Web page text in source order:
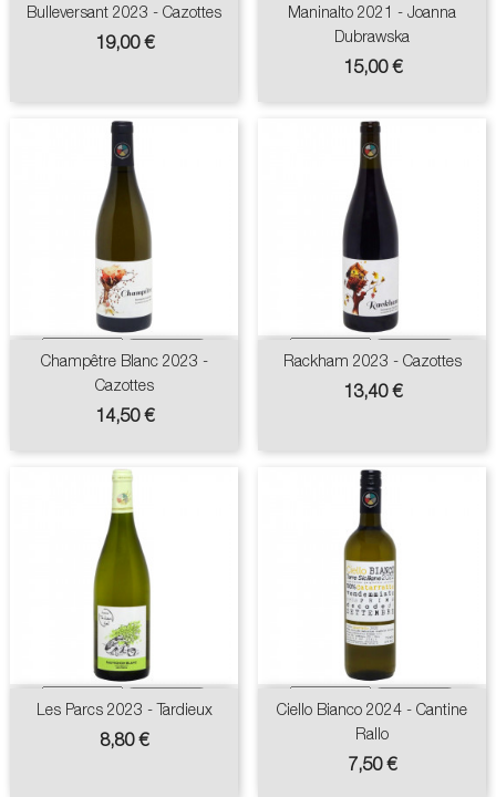
Bulleversant 2023 - Cazottes
Prix
19,00 €
Maninalto 2021 - Joanna
Dubrawska
Prix
15,00 €
Champêtre Blanc 2023 -
Cazottes
Prix
14,50 €
Rackham 2023 - Cazottes
Prix
13,40 €
Les Parcs 2023 - Tardieux
Prix
8,80 €
Ciello Bianco 2024 - Cantine
Rallo
Prix
7,50 €